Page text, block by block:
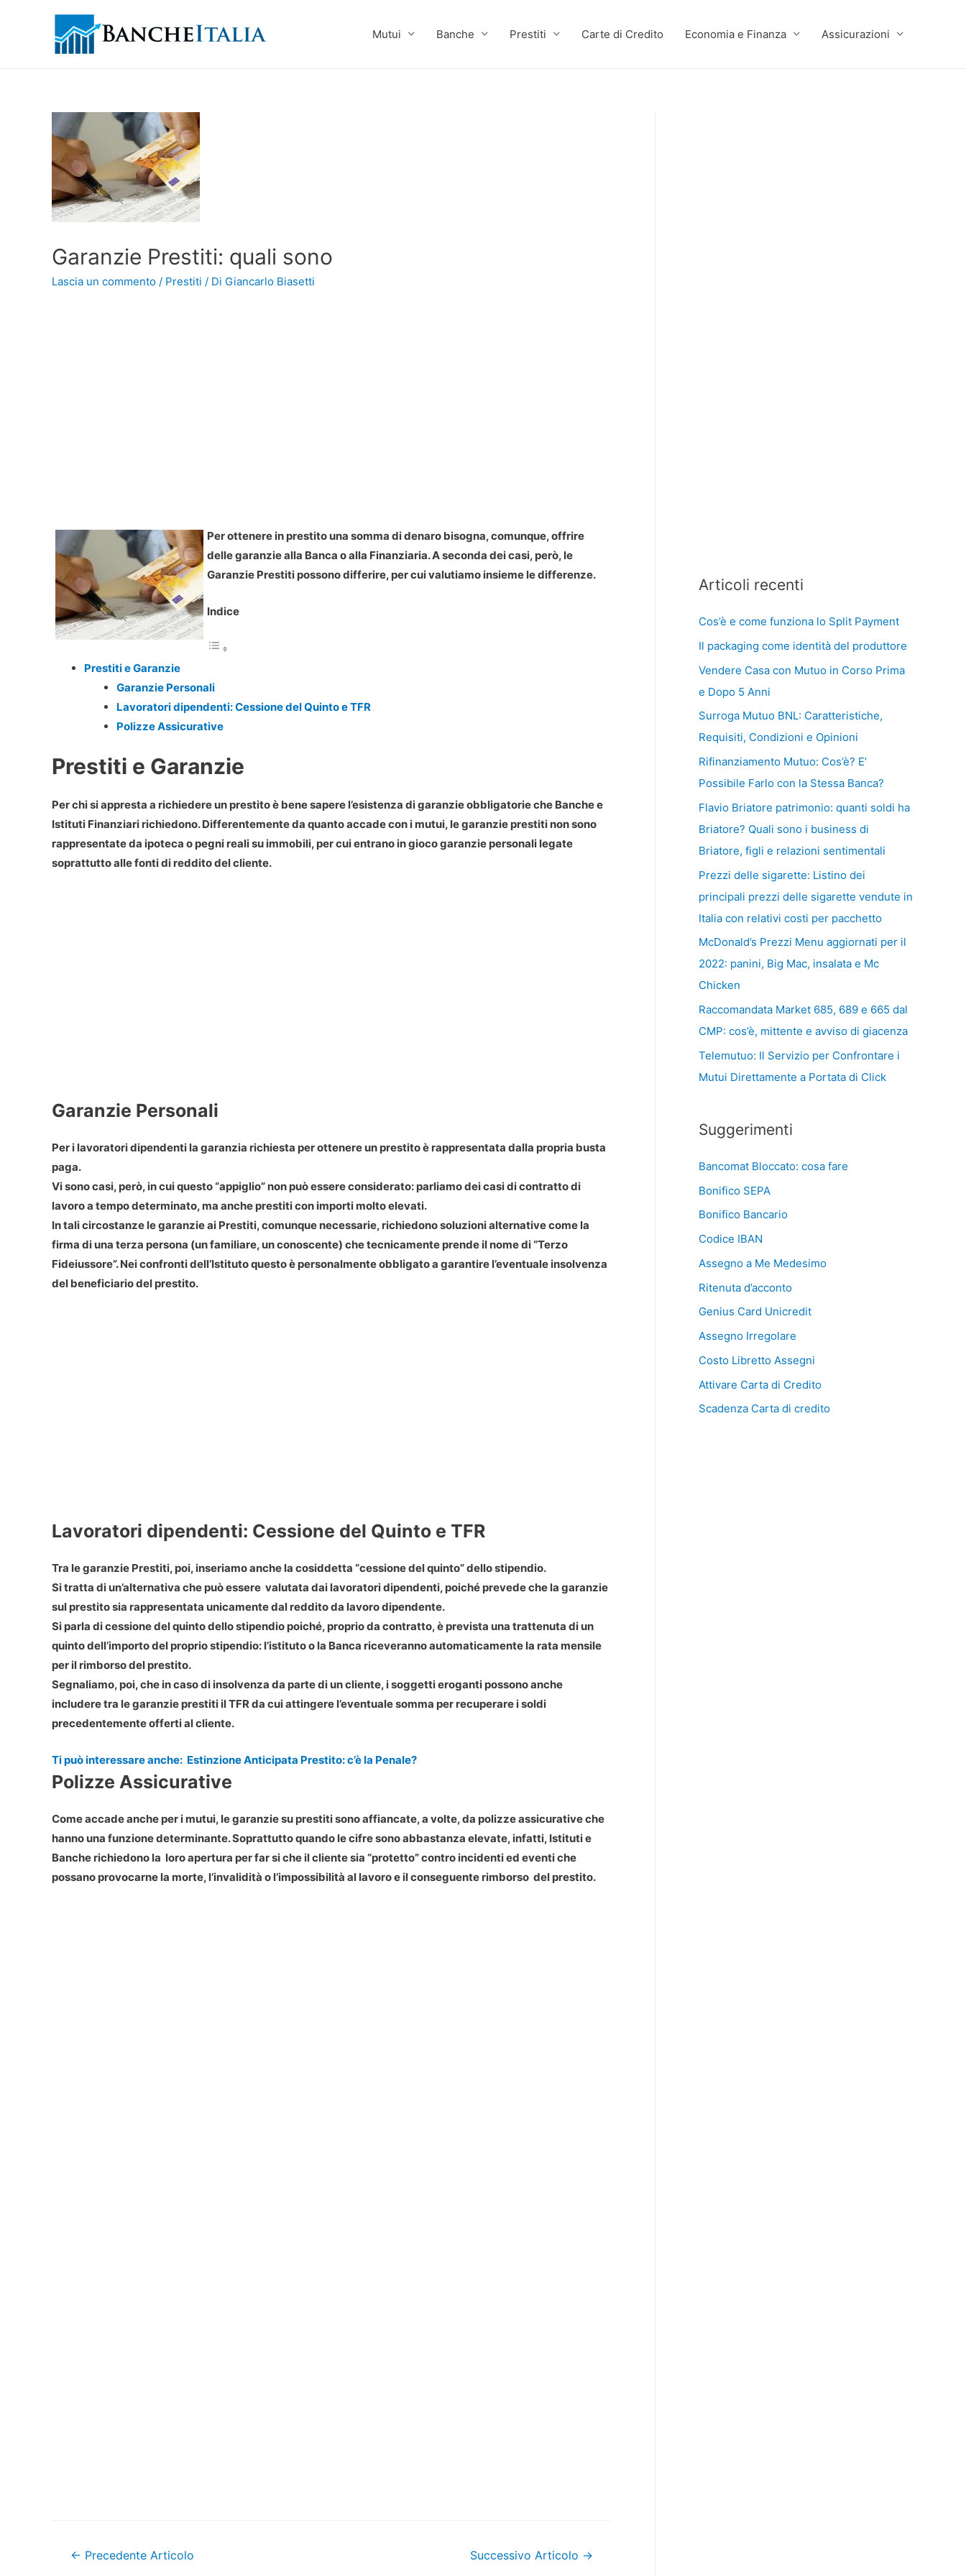
Mutui Banche Prestiti Carte di Credito Economia e Finanza Assicurazioni
Garanzie Prestiti: quali sono
Lascia un commento / Prestiti / Di Giancarlo Biasetti
Per ottenere in prestito una somma di denaro bisogna, comunque, offrire
delle garanzie alla Banca o alla Finanziaria. A seconda dei casi, però, le
Garanzie Prestiti possono differire, per cui valutiamo insieme le differenze.
Indice
Prestiti e Garanzie
Garanzie Personali
Lavoratori dipendenti: Cessione del Quinto e TFR
Polizze Assicurative
Prestiti e Garanzie
Per chi si appresta a richiedere un prestito è bene sapere l’esistenza di garanzie obbligatorie che Banche e
Istituti Finanziari richiedono. Differentemente da quanto accade con i mutui, le garanzie prestiti non sono
rappresentate da ipoteca o pegni reali su immobili, per cui entrano in gioco garanzie personali legate
soprattutto alle fonti di reddito del cliente.
Garanzie Personali
Per i lavoratori dipendenti la garanzia richiesta per ottenere un prestito è rappresentata dalla propria busta
paga.
Vi sono casi, però, in cui questo “appiglio” non può essere considerato: parliamo dei casi di contratto di
lavoro a tempo determinato, ma anche prestiti con importi molto elevati.
In tali circostanze le garanzie ai Prestiti, comunque necessarie, richiedono soluzioni alternative come la
firma di una terza persona (un familiare, un conoscente) che tecnicamente prende il nome di “Terzo
Fideiussore”. Nei confronti dell’Istituto questo è personalmente obbligato a garantire l’eventuale insolvenza
del beneficiario del prestito.
Lavoratori dipendenti: Cessione del Quinto e TFR
Tra le garanzie Prestiti, poi, inseriamo anche la cosiddetta “cessione del quinto” dello stipendio.
Si tratta di un’alternativa che può essere valutata dai lavoratori dipendenti, poiché prevede che la garanzie
sul prestito sia rappresentata unicamente dal reddito da lavoro dipendente.
Si parla di cessione del quinto dello stipendio poiché, proprio da contratto, è prevista una trattenuta di un
quinto dell’importo del proprio stipendio: l’istituto o la Banca riceveranno automaticamente la rata mensile
per il rimborso del prestito.
Segnaliamo, poi, che in caso di insolvenza da parte di un cliente, i soggetti eroganti possono anche
includere tra le garanzie prestiti il TFR da cui attingere l’eventuale somma per recuperare i soldi
precedentemente offerti al cliente.
Ti può interessare anche: Estinzione Anticipata Prestito: c’è la Penale?
Polizze Assicurative
Come accade anche per i mutui, le garanzie su prestiti sono affiancate, a volte, da polizze assicurative che
hanno una funzione determinante. Soprattutto quando le cifre sono abbastanza elevate, infatti, Istituti e
Banche richiedono la loro apertura per far si che il cliente sia “protetto” contro incidenti ed eventi che
possano provocarne la morte, l’invalidità o l’impossibilità al lavoro e il conseguente rimborso del prestito.
Navigazione
← Precedente Articolo Successivo Articolo →
Articoli recenti
Cos’è e come funziona lo Split Payment
Il packaging come identità del produttore
Vendere Casa con Mutuo in Corso Prima
e Dopo 5 Anni
Surroga Mutuo BNL: Caratteristiche,
Requisiti, Condizioni e Opinioni
Rifinanziamento Mutuo: Cos’è? E’
Possibile Farlo con la Stessa Banca?
Flavio Briatore patrimonio: quanti soldi ha
Briatore? Quali sono i business di
Briatore, figli e relazioni sentimentali
Prezzi delle sigarette: Listino dei
principali prezzi delle sigarette vendute in
Italia con relativi costi per pacchetto
McDonald’s Prezzi Menu aggiornati per il
2022: panini, Big Mac, insalata e Mc
Chicken
Raccomandata Market 685, 689 e 665 dal
CMP: cos’è, mittente e avviso di giacenza
Telemutuo: Il Servizio per Confrontare i
Mutui Direttamente a Portata di Click
Suggerimenti
Bancomat Bloccato: cosa fare
Bonifico SEPA
Bonifico Bancario
Codice IBAN
Assegno a Me Medesimo
Ritenuta d’acconto
Genius Card Unicredit
Assegno Irregolare
Costo Libretto Assegni
Attivare Carta di Credito
Scadenza Carta di credito